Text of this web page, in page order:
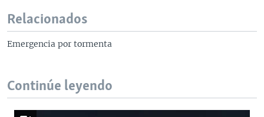
Relacionados
Emergencia por tormenta
Continúe leyendo